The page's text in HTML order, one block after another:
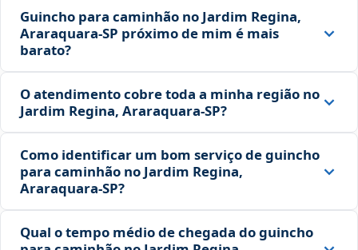
Guincho para caminhão no Jardim Regina,
Araraquara‑SP próximo de mim é mais
barato?
O atendimento cobre toda a minha região no
Jardim Regina, Araraquara‑SP?
Como identificar um bom serviço de guincho
para caminhão no Jardim Regina,
Araraquara‑SP?
Qual o tempo médio de chegada do guincho